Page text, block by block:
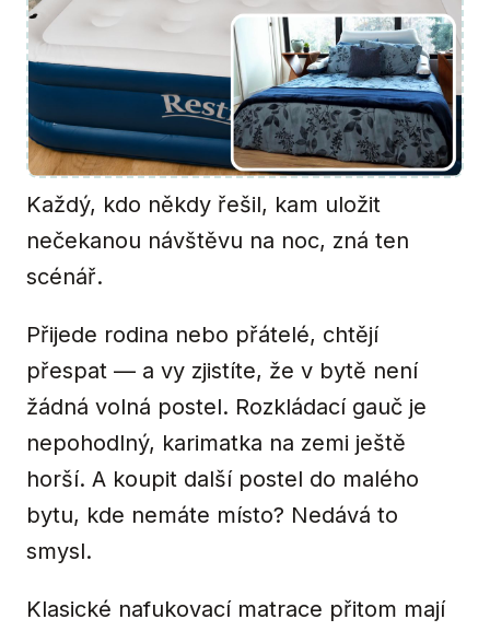
Každý, kdo někdy řešil, kam uložit
nečekanou návštěvu na noc, zná ten
scénář.
Přijede rodina nebo přátelé, chtějí
přespat — a vy zjistíte, že v bytě není
žádná volná postel. Rozkládací gauč je
nepohodlný, karimatka na zemi ještě
horší. A koupit další postel do malého
bytu, kde nemáte místo? Nedává to
smysl.
Klasické nafukovací matrace přitom mají